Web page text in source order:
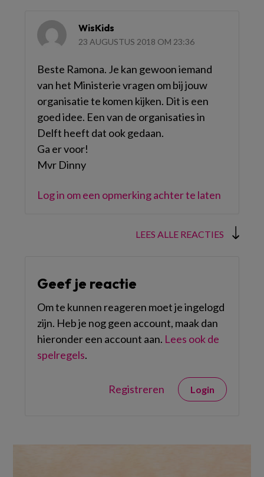
WisKids
23 AUGUSTUS 2018 OM 23:36
Beste Ramona. Je kan gewoon iemand
van het Ministerie vragen om bij jouw
organisatie te komen kijken. Dit is een
goed idee. Een van de organisaties in
Delft heeft dat ook gedaan.
Ga er voor!
Mvr Dinny
Log in om een opmerking achter te laten
LEES ALLE REACTIES
Geef je reactie
Om te kunnen reageren moet je ingelogd
zijn. Heb je nog geen account, maak dan
hieronder een account aan. Lees ook de
spelregels.
Registreren Login